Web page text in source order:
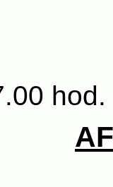
hod.